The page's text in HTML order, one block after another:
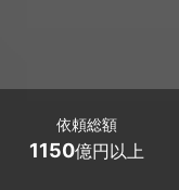
依頼総額
1150億円以上